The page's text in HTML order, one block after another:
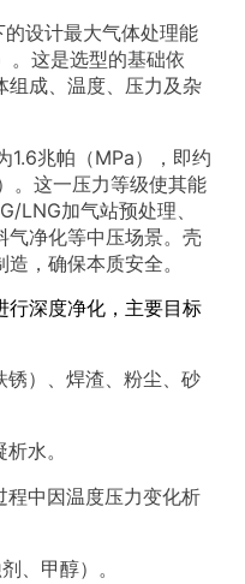
设计最大气体处理能
。这是选型的基础依
组成、温度、压力及杂
1.6兆帕（MPa），即约
。这一压力等级使其能
LNG加气站预处理、
气净化等中压场景。壳
，确保本质安全。
行深度净化，主要目标
）、焊渣、粉尘、砂
水。
中因温度压力变化析
、甲醇）。